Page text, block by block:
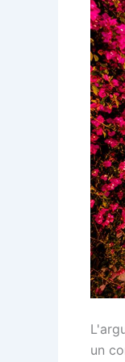
un